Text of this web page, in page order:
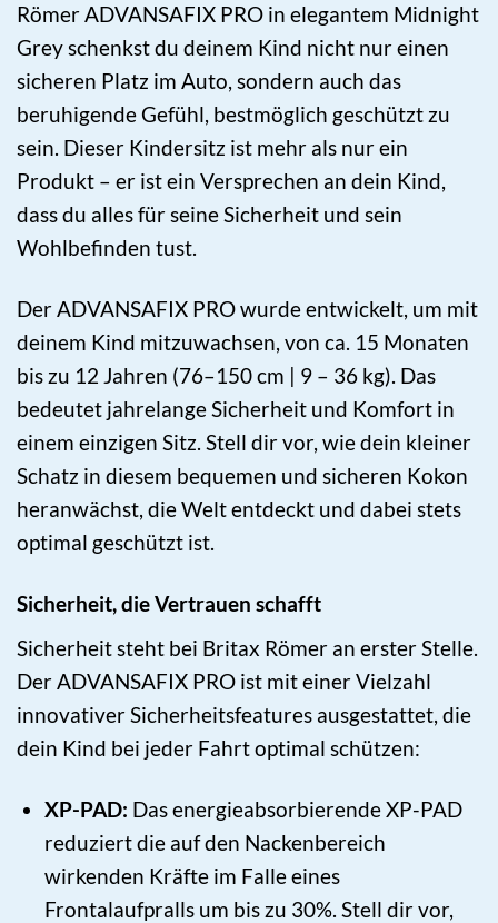
Römer ADVANSAFIX PRO in elegantem Midnight
Grey schenkst du deinem Kind nicht nur einen
sicheren Platz im Auto, sondern auch das
beruhigende Gefühl, bestmöglich geschützt zu
sein. Dieser Kindersitz ist mehr als nur ein
Produkt – er ist ein Versprechen an dein Kind,
dass du alles für seine Sicherheit und sein
Wohlbefinden tust.
Der ADVANSAFIX PRO wurde entwickelt, um mit
deinem Kind mitzuwachsen, von ca. 15 Monaten
bis zu 12 Jahren (76–150 cm | 9 – 36 kg). Das
bedeutet jahrelange Sicherheit und Komfort in
einem einzigen Sitz. Stell dir vor, wie dein kleiner
Schatz in diesem bequemen und sicheren Kokon
heranwächst, die Welt entdeckt und dabei stets
optimal geschützt ist.
Sicherheit, die Vertrauen schafft
Sicherheit steht bei Britax Römer an erster Stelle.
Der ADVANSAFIX PRO ist mit einer Vielzahl
innovativer Sicherheitsfeatures ausgestattet, die
dein Kind bei jeder Fahrt optimal schützen:
XP-PAD: Das energieabsorbierende XP-PAD
reduziert die auf den Nackenbereich
wirkenden Kräfte im Falle eines
Frontalaufpralls um bis zu 30%. Stell dir vor,